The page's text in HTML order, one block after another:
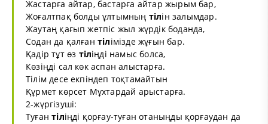
Жастарға айтар, бастарға айтар жырым бар,
Жоғалтпақ болды ұлтымның тілін залымдар.
Жаутаң қағып жетпіс жыл жүрдік боданда,
Содан да қалғантілімізде жұғын бар.
Қадір тұт өз тіліңді намыс болса,
Көзіңді сал көк аспан алыстарға.
Тілім десе екпіндеп тоқтамайтын
Құрмет көрсет Мұхтардай арыстарға.
2-жүргізуші:
Туғантіліңді қорғау-туған отаныңды қорғаудан да